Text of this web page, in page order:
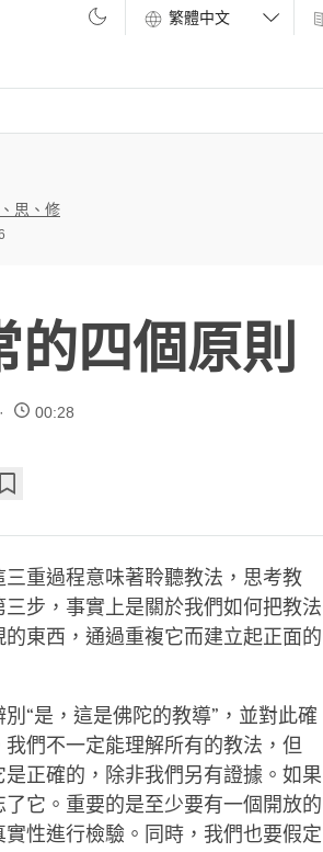
思、修
四個原則
00:28
重過程意味著聆聽教法，思考教
步，事實上是關於我們如何把教法
東西，通過重複它而建立起正面的
“是，這是佛陀的教導”，並對此確
們不一定能理解所有的教法，但
正確的，除非我們另有證據。如果
它。重要的是至少要有一個開放的
性進行檢驗。同時，我們也要假定